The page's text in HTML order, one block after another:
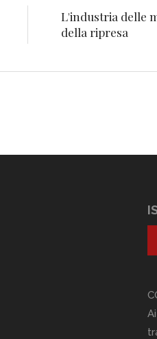
L'industria delle
della ripresa